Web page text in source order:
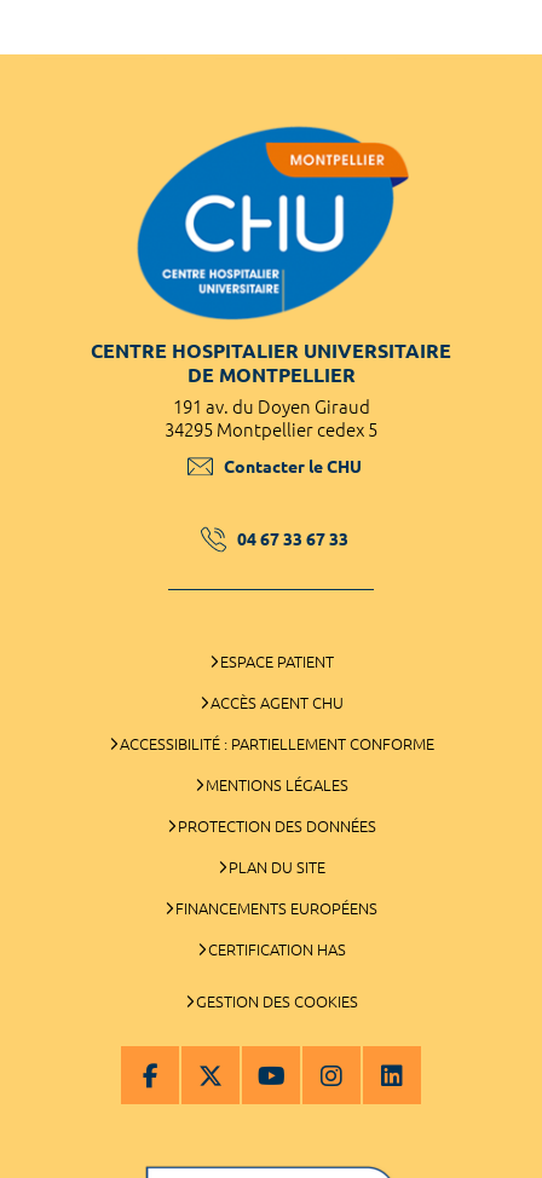
CENTRE HOSPITALIER UNIVERSITAIRE
DE MONTPELLIER
191 av. du Doyen Giraud
34295 Montpellier cedex 5
Contacter le CHU
04 67 33 67 33
ESPACE PATIENT
ACCÈS AGENT CHU
ACCESSIBILITÉ : PARTIELLEMENT CONFORME
MENTIONS LÉGALES
PROTECTION DES DONNÉES
PLAN DU SITE
FINANCEMENTS EUROPÉENS
CERTIFICATION HAS
GESTION DES COOKIES